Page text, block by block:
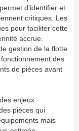
d’identifier et
critiques. Les
pour faciliter cette
accrue.
gestion de la flotte
des
de pièces avant
enjeux
pièces qui
mais